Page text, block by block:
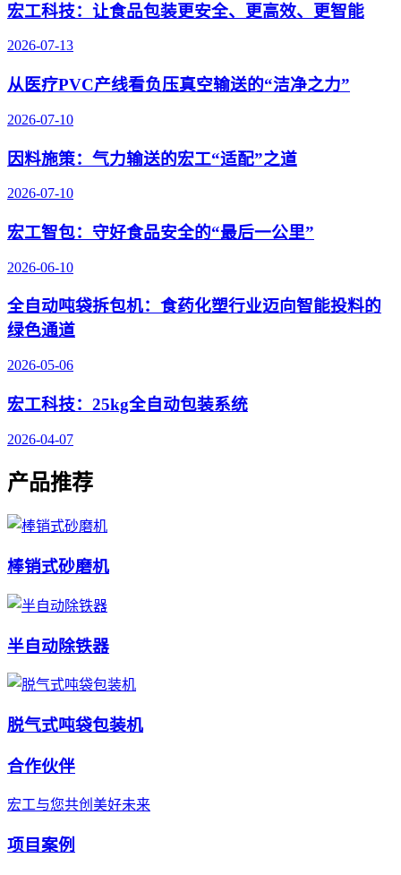
宏工科技：让食品包装更安全、更高效、更智能
2026-07-13
从医疗PVC产线看负压真空输送的“洁净之力”
2026-07-10
因料施策：气力输送的宏工“适配”之道
2026-07-10
宏工智包：守好食品安全的“最后一公里”
2026-06-10
全自动吨袋拆包机：食药化塑行业迈向智能投料的
绿色通道
2026-05-06
宏工科技：25kg全自动包装系统
2026-04-07
产品推荐
棒销式砂磨机
半自动除铁器
脱气式吨袋包装机
合作伙伴
宏工与您共创美好未来
项目案例